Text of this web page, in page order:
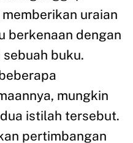
mungkin
istilah tersebut.
pertimbangan
sebuah buku
atau
berkenaan
buku